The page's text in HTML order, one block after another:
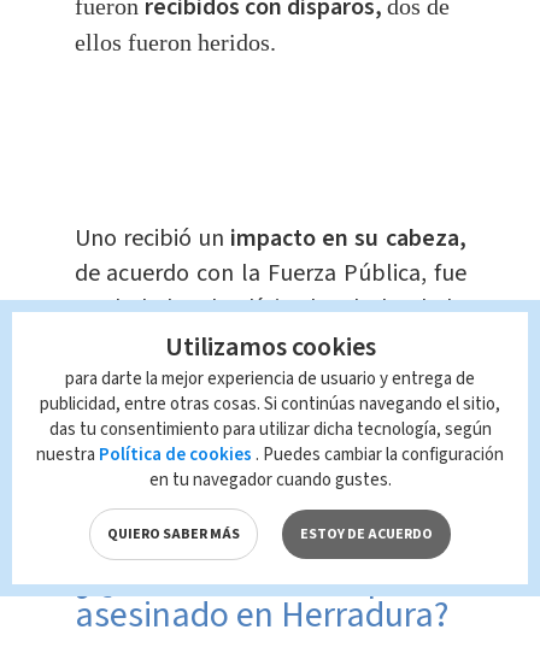
fueron recibidos con disparos, dos de
ellos fueron heridos.
Uno recibió un impacto en su cabeza,
de acuerdo con la Fuerza Pública, fue
trasladado a la clínica local, donde lo
declararon fallecido.
El segundo oficial, también fue
impactado, pero gracias alchaleco
antibalasno presentó heridas
mayores.
¿Quién era el policía
asesinado en Herradura?
Utilizamos cookies
para darte la mejor experiencia de usuario y entrega de
publicidad, entre otras cosas. Si continúas navegando el sitio,
das tu consentimiento para utilizar dicha tecnología, según
nuestra Política de cookies . Puedes cambiar la configuración
en tu navegador cuando gustes.
QUIERO SABER MÁS ESTOY DE ACUERDO